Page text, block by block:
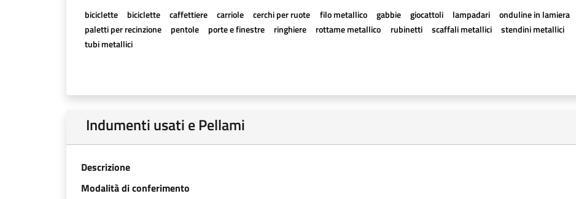
biciclette biciclette caffettiere carriole cerchi per ruote filo metallico gabbie giocattoli lampadari
onduline in lamiera
paletti per recinzione
pentole porte e finestre ringhiere rottame metallico rubinetti scaffali metallici
stendini metallici
tubi metallici
Indumenti usati e Pellami
Descrizione
Modalità di conferimento